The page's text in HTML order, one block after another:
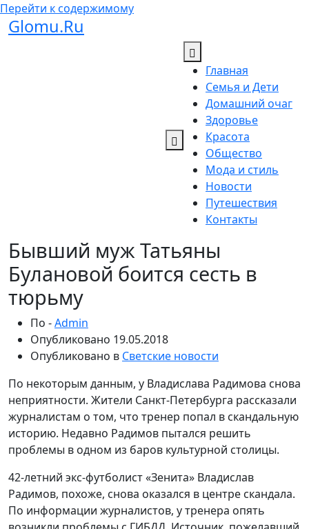
Перейти к содержимому
Glomu.Ru
Главная
Семья и Дети
Домашний очаг
Здоровье
Красота
Общество
Мода и стиль
Новости
Путешествия
Контакты
Бывший муж Татьяны
Булановой боится сесть в
тюрьму
По -Admin
Опубликовано 19.05.2018
Опубликовано в Светские новости
По некоторым данным, у Владислава Радимова снова
неприятности. Жители Санкт-Петербурга рассказали
журналистам о том, что тренер попал в скандальную
историю. Недавно Радимов пытался решить
проблемы в одном из баров культурной столицы.
42-летний экс-футболист «Зенита» Владислав
Радимов, похоже, снова оказался в центре скандала.
По информации журналистов, у тренера опять